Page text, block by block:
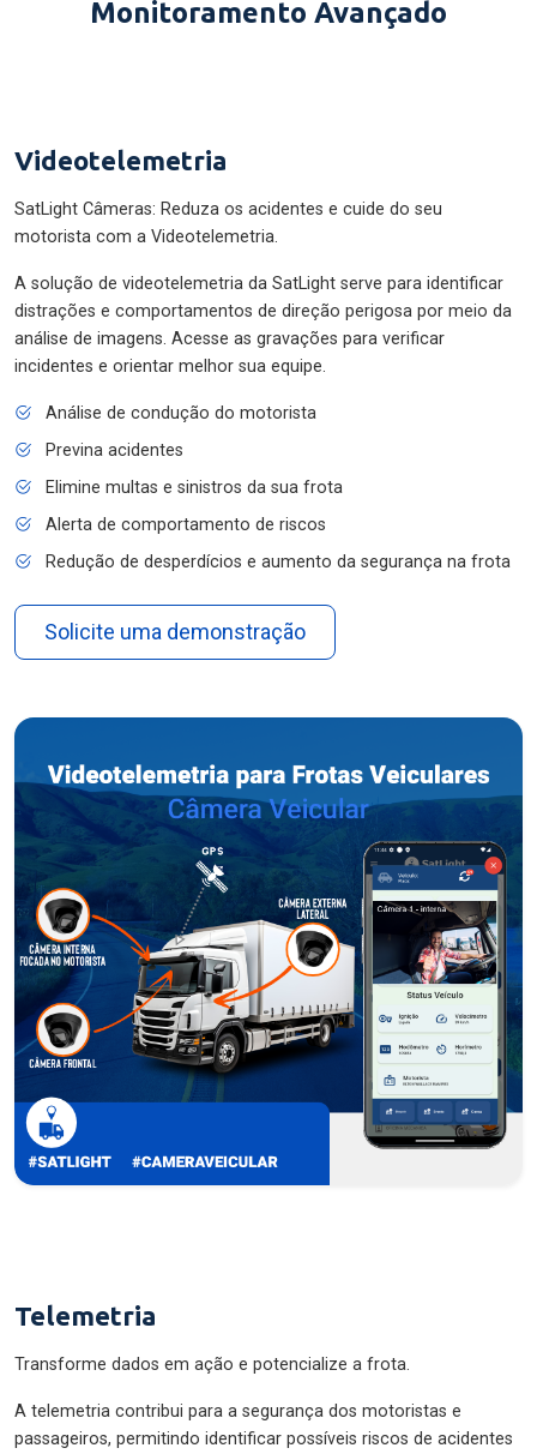
Monitoramento Avançado
Videotelemetria
SatLight Câmeras: Reduza os acidentes e cuide do seu
motorista com a Videotelemetria.
A solução de videotelemetria da SatLight serve para identificar
distrações e comportamentos de direção perigosa por meio da
análise de imagens. Acesse as gravações para verificar
incidentes e orientar melhor sua equipe.
Análise de condução do motorista
Previna acidentes
Elimine multas e sinistros da sua frota
Alerta de comportamento de riscos
Redução de desperdícios e aumento da segurança na frota
Solicite uma demonstração
Telemetria
Transforme dados em ação e potencialize a frota.
A telemetria contribui para a segurança dos motoristas e
passageiros, permitindo identificar possíveis riscos de acidentes